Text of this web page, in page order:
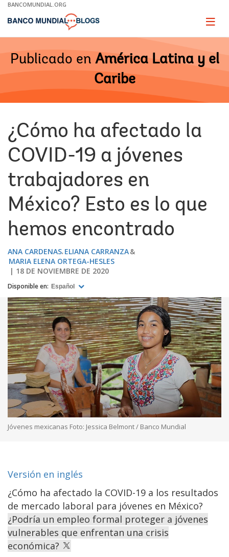
Skip
Main
BANCOMUNDIAL.ORG
Page
Publicado en América Latina y el
Caribe
¿Cómo ha afectado la
COVID-19 a jóvenes
trabajadores en
México? Esto es lo que
hemos encontrado
ANA CARDENAS ELIANA CARRANZA
MARIA ELENA ORTEGA-HESLES
18 DE NOVIEMBRE DE 2020
Disponible en: Español
Jóvenes mexicanas Foto: Jessica Belmont / Banco Mundial
Versión en inglés
¿Cómo ha afectado la COVID-19 a los resultados
de mercado laboral para jóvenes en México?
¿Podría un empleo formal proteger a jóvenes
vulnerables que enfrentan una crisis
económica?